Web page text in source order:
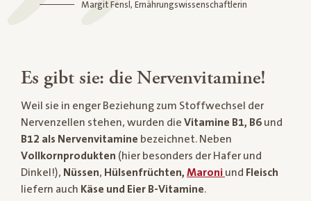
Margit Fensl, Ernährungswissenschaftlerin
Es gibt sie: die Nervenvitamine!
Weil sie in enger Beziehung zum Stoffwechsel der
Nervenzellen stehen, wurden die Vitamine B1, B6 und
B12 als Nervenvitamine bezeichnet. Neben
Vollkornprodukten (hier besonders der Hafer und
Dinkel!), Nüssen, Hülsenfrüchten, Maroni und Fleisch
liefern auch Käse und Eier B-Vitamine.